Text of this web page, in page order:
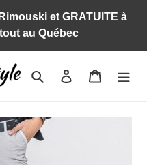
et GRATUITE à
au Québec
RechercherSe connecter
Panier